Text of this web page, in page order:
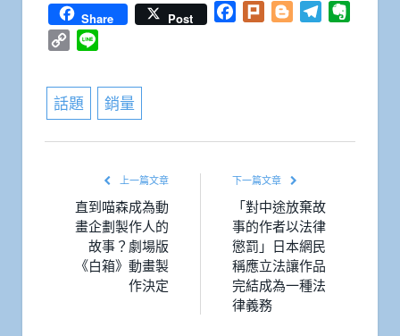
Share Post Facebook
Plurk BloggerTelegram
Copy
話題 銷量
上一篇文章
直到喵森成為動
畫企劃製作人的
故事？劇場版
《白箱》動畫製
作決定
下一篇文章
「對中途放棄故
事的作者以法律
懲罰」日本網民
稱應立法讓作品
完結成為一種法
律義務